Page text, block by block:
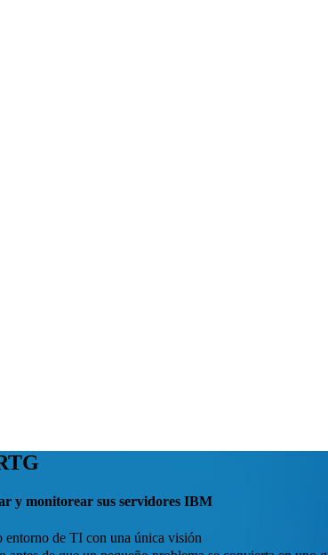
y monitorear sus servidores IBM
de TI con una única visión